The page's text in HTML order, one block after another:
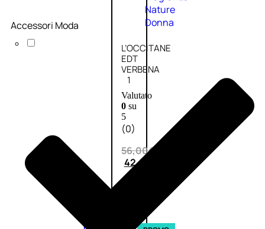
Nature
Donna
L’OCCITANE
EDT
VERBENA
1
Valutato
0su
5
(0)
56,00€
42,00
CARRELLO
Accessori Moda